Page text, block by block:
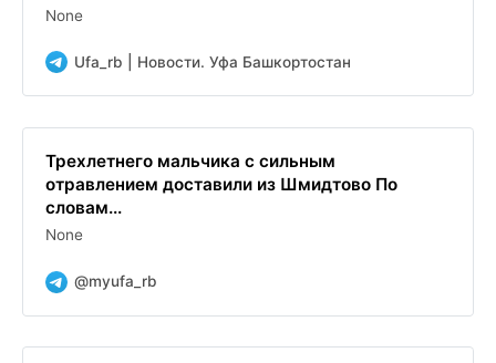
None
Ufa_rb | Новости. Уфа Башкортостан
Трехлетнего мальчика с сильным
отравлением доставили из Шмидтово По
словам...
None
@myufa_rb